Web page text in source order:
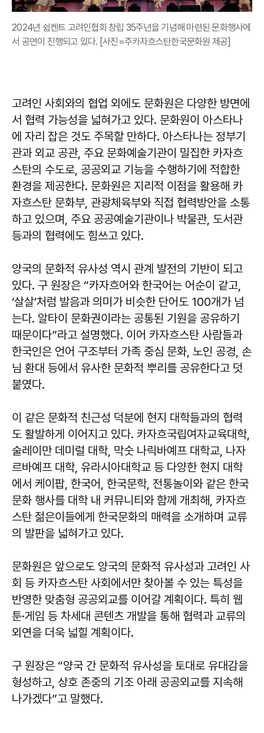
2024년 쉼켄트 고려인협회 창립 35주년을 기념해 마련된 문화행사에
서 공연이 진행되고 있다. [사진=주카자흐스탄한국문화원 제공]
고려인 사회와의 협업 외에도 문화원은 다양한 방면에
서 협력 가능성을 넓혀가고 있다. 문화원이 아스타나
에 자리 잡은 것도 주목할 만하다. 아스타나는 정부기
관과 외교 공관, 주요 문화예술기관이 밀집한 카자흐
스탄의 수도로, 공공외교 기능을 수행하기에 적합한
환경을 제공한다. 문화원은 지리적 이점을 활용해 카
자흐스탄 문화부, 관광체육부와 직접 협력방안을 소통
하고 있으며, 주요 공공예술기관이나 박물관, 도서관
등과의 협력에도 힘쓰고 있다.
양국의 문화적 유사성 역시 관계 발전의 기반이 되고
있다. 구 원장은 “카자흐어와 한국어는 어순이 같고,
‘살살’처럼 발음과 의미가 비슷한 단어도 100개가 넘
는다. 알타이 문화권이라는 공통된 기원을 공유하기
때문이다”라고 설명했다. 이어 카자흐스탄 사람들과
한국인은 언어 구조부터 가족 중심 문화, 노인 공경, 손
님 환대 등에서 유사한 문화적 뿌리를 공유한다고 덧
붙였다.
이 같은 문화적 친근성 덕분에 현지 대학들과의 협력
도 활발하게 이어지고 있다. 카자흐국립여자교육대학,
술레이만 데미럴 대학, 막숫 나릭바예프 대학교, 나자
르바예프 대학, 유라시아대학교 등 다양한 현지 대학
에서 케이팝, 한국어, 한국문학, 전통놀이와 같은 한국
문화 행사를 대학 내 커뮤니티와 함께 개최해, 카자흐
스탄 젊은이들에게 한국문화의 매력을 소개하며 교류
의 발판을 넓혀가고 있다.
문화원은 앞으로도 양국의 문화적 유사성과 고려인 사
회 등 카자흐스탄 사회에서만 찾아볼 수 있는 특성을
반영한 맞춤형 공공외교를 이어갈 계획이다. 특히 웹
툰·게임 등 차세대 콘텐츠 개발을 통해 협력과 교류의
외연을 더욱 넓힐 계획이다.
구 원장은 “양국 간 문화적 유사성을 토대로 유대감을
형성하고, 상호 존중의 기조 아래 공공외교를 지속해
나가겠다”고 말했다.